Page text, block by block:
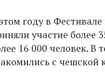
году в
участие более
16 000 человек. В
с чешской